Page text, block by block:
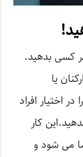
هر کسی بدهید.
یا
اختیار افراد
کار
می شود و